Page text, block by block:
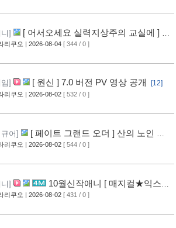
]
[ 어서오세요 실력지상주의 교실에 ] 블
이 VOL.2 표지 공개 [6]
리쿠오 | 2026-08-04 [ 344 / 0 ]
] [ 원신 ] 7.0 버전 PV 영상 공개 [12]
리쿠오 | 2026-08-02 [ 532 / 0 ]
규어]
[ 페이트 그랜드 오더 ] 산의 노인 신
피규어 공개 [16]
리쿠오 | 2026-08-02 [ 544 / 0 ]
]
10월신작애니 [ 매지컬★익스플
] PV 영상 공개 [11]
리쿠오 | 2026-08-02 [ 431 / 0 ]